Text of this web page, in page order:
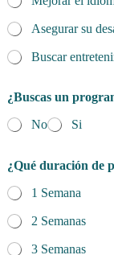
i
t
d
?
Asegurar su
Buscar
¿Buscas un
No
Si
¿Qué duración de
1 Semana
2 Semanas
3 Semanas